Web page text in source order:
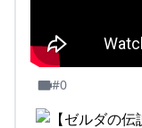
#0